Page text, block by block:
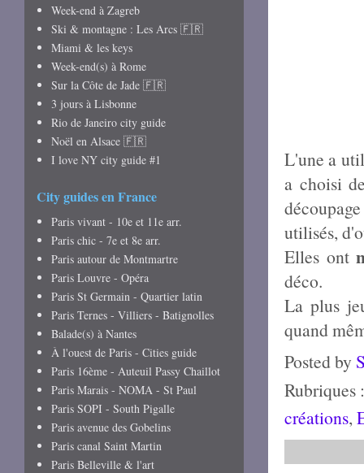
L'une a
a choisi
utilisés,
Elles ont
déco.
La plus
quand
Posted by
Rubriques
créations,
Week-end à Zagreb
Ski & montagne : Les Arcs 🇫🇷
Miami & les keys
Week-end(s) à Rome
Sur la Côte de Jade 🇫🇷
3 jours à Lisbonne
Rio de Janeiro city guide
Noël en Alsace 🇫🇷
I love NY city guide #1
City guides en France
Paris vivant - 10e et 11e arr.
Paris chic - 7e et 8e arr.
Paris autour de Montmartre
Paris Louvre - Opéra
Paris St Germain - Quartier latin
Paris Ternes - Villiers - Batignolles
Balade(s) à Nantes
À l'ouest de Paris - Cities guide
Paris 16ème - Auteuil Passy Chaillot
Paris Marais - NOMA - St Paul
Paris SOPI - South Pigalle
Paris avenue des Gobelins
Paris canal Saint Martin
Paris Belleville & l'art